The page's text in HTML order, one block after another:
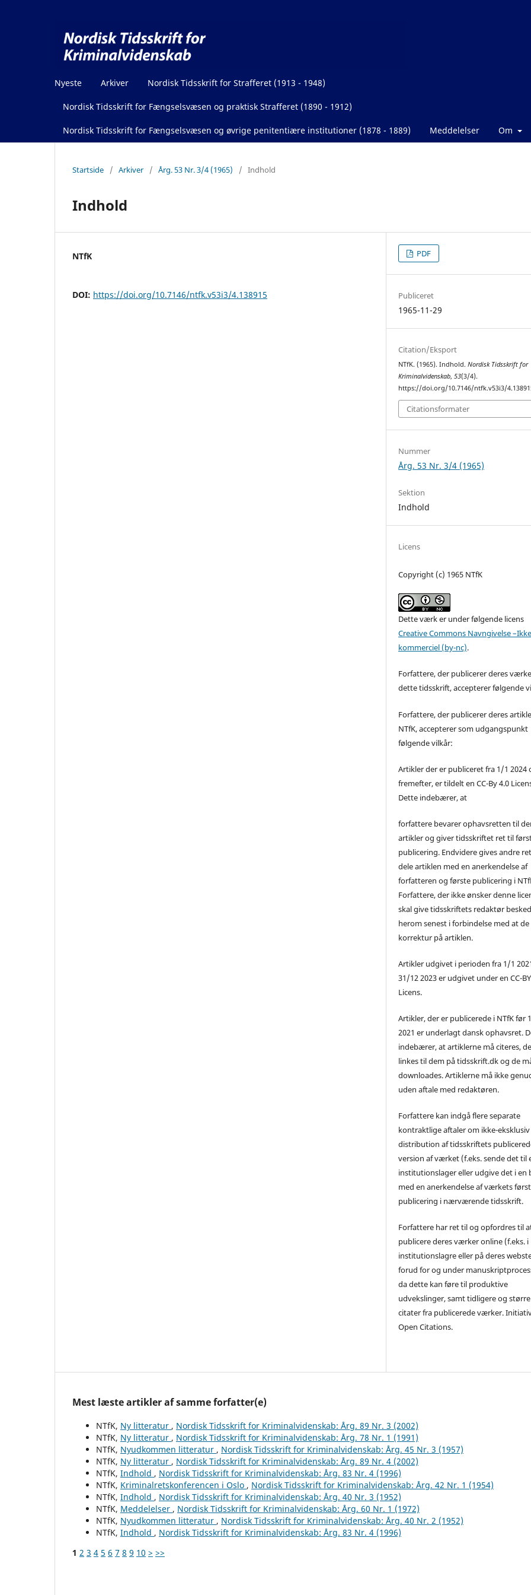
Nyeste Arkiver Nordisk Tidsskrift for Strafferet (1913 - 1948)
Nordisk Tidsskrift for Fængselsvæsen og praktisk Strafferet (1890 - 1912)
Nordisk Tidsskrift for Fængselsvæsen og øvrige penitentiære institutioner (1878 - 1889) Meddelelser Om
Startside / Arkiver / Årg. 53 Nr. 3/4 (1965) / Indhold
Indhold
NTfK
DOI: https://doi.org/10.7146/ntfk.v53i3/4.138915
PDF
Publiceret
1965-11-29
Citation/Eksport
NTfK. (1965). Indhold.Nordisk Tidsskrift for
Kriminalvidenskab,53(3/4).
https://doi.org/10.7146/ntfk.v53i3/
Citationsformater
Nummer
Årg. 53 Nr. 3/4 (1965)
Sektion
Indhold
Licens
Copyright (c) 1965 NTfK
Dette værk er under følgende licens
Creative Commons Navngivelse
kommerciel (by-nc).
Forfattere, der publicerer deres
dette tidsskrift, accepterer følgende
Forfattere, der publicerer deres
NTfK, accepterer som udgangspunkt
følgende vilkår:
Artikler der er publiceret fra 1/1 2024
fremefter, er tildelt en CC-By 4.0
Dette indebærer, at
forfattere bevarer ophavsretten til
artikler og giver tidsskriftet ret til
publicering. Endvidere gives andre
dele artiklen med en anerkendelse af
forfatteren og første publicering i
Forfattere, der ikke ønsker denne
skal give tidsskriftets redaktør besked
herom senest i forbindelse med at
korrektur på artiklen.
Artikler udgivet i perioden fra 1/1
31/12 2023 er udgivet under en CC-
Licens.
Artikler, der er publicerede i NTfK før
2021 er underlagt dansk ophavsret.
indebærer, at artiklerne må citeres,
linkes til dem på tidsskrift.dk og de
downloades. Artiklerne må ikke
uden aftale med redaktøren.
Forfattere kan indgå flere separate
kontraktlige aftaler om ikke-eksklusiv
distribution af tidsskriftets
version af værket (f.eks. sende det til
institutionslager eller udgive det i en
med en anerkendelse af værkets
publicering i nærværende tidsskrift.
Forfattere har ret til og opfordres til
publicere deres værker online (f.eks. i
institutionslagre eller på deres
forud for og under
da dette kan føre til produktive
udvekslinger, samt tidligere og større
citater fra publicerede værker.
Open Citations.
Mest læste artikler af samme forfatter(e)
NTfK, Ny litteratur , Nordisk Tidsskrift for Kriminalvidenskab: Årg. 89 Nr. 3 (2002)
NTfK, Ny litteratur , Nordisk Tidsskrift for Kriminalvidenskab: Årg. 78 Nr. 1 (1991)
NTfK, Nyudkommen litteratur , Nordisk Tidsskrift for Kriminalvidenskab: Årg. 45 Nr. 3 (1957)
NTfK, Ny litteratur , Nordisk Tidsskrift for Kriminalvidenskab: Årg. 89 Nr. 4 (2002)
NTfK, Indhold , Nordisk Tidsskrift for Kriminalvidenskab: Årg. 83 Nr. 4 (1996)
NTfK, Kriminalretskonferencen i Oslo , Nordisk Tidsskrift for Kriminalvidenskab: Årg. 42 Nr. 1 (1954)
NTfK, Indhold , Nordisk Tidsskrift for Kriminalvidenskab: Årg. 40 Nr. 3 (1952)
NTfK, Meddelelser , Nordisk Tidsskrift for Kriminalvidenskab: Årg. 60 Nr. 1 (1972)
NTfK, Nyudkommen litteratur , Nordisk Tidsskrift for Kriminalvidenskab: Årg. 40 Nr. 2 (1952)
NTfK, Indhold , Nordisk Tidsskrift for Kriminalvidenskab: Årg. 83 Nr. 4 (1996)
1 2 3 4 5 6 7 8 9 10 > >>